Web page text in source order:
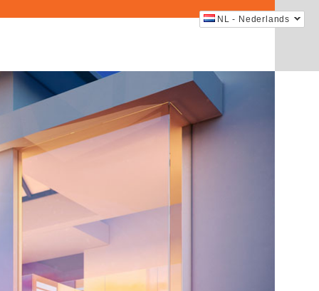
NL - Nederlands